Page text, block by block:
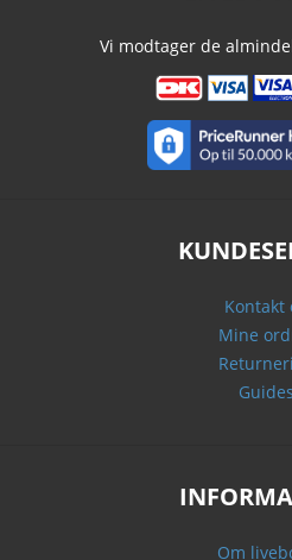
Vi modtager de
Kontakt
Mine
Guides
Om